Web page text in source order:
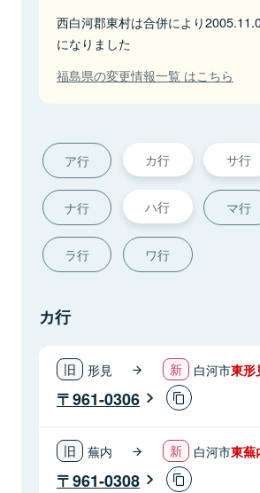
西白河郡東村は合併により
になりました
福島県の変更情報一覧 はこちら
ア行 カ行 サ行
ナ行 ハ行 マ行
ラ行 ワ行
カ行
形見 白河市東形
961-0306
蕪内 白河市東蕪
961-0308